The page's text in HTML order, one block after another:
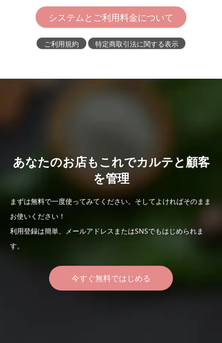
システムとご利用料金について
ご利用規約 特定商取引法に関する表示
あなたのお店もこれでカルテと顧客
を管理
まずは無料で一度使ってみてください。そしてよければそのまま
お使いください！
利用登録は簡単、メールアドレスまたはSNSでもはじめられま
す。
今すぐ無料ではじめる